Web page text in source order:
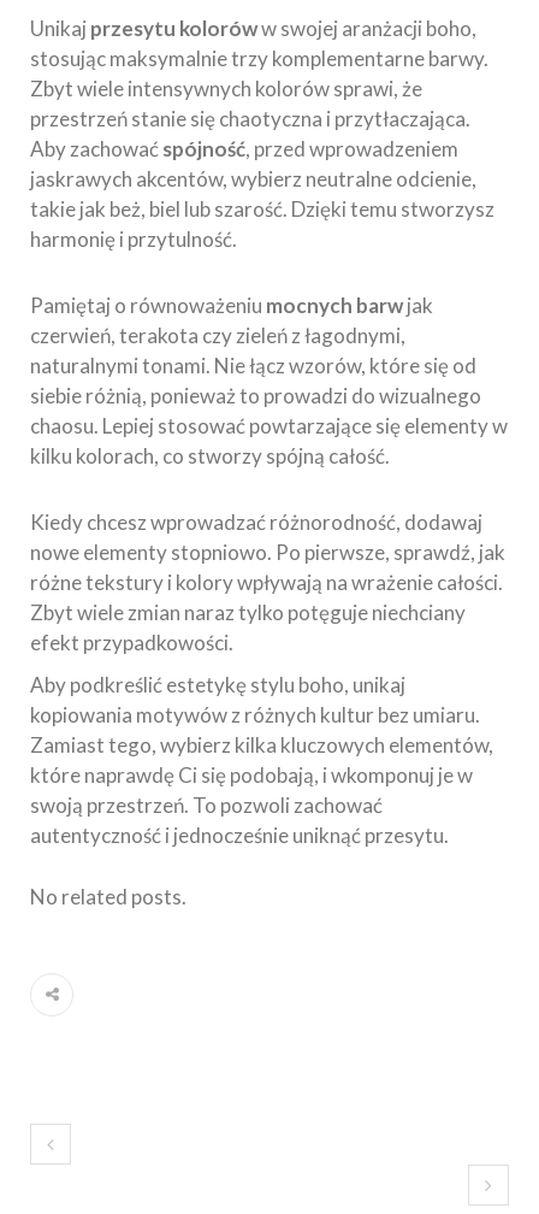
Unikaj przesytu koloróww swojej aranżacji boho,
stosując maksymalnie trzy komplementarne barwy.
Zbyt wiele intensywnych kolorów sprawi, że
przestrzeń stanie się chaotyczna i przytłaczająca.
Aby zachowaćspójność, przed wprowadzeniem
jaskrawych akcentów, wybierz neutralne odcienie,
takie jak beż, biel lub szarość. Dzięki temu stworzysz
harmonię i przytulność.
Pamiętaj o równoważeniu mocnych barwjak
czerwień, terakota czy zieleń z łagodnymi,
naturalnymi tonami. Nie łącz wzorów, które się od
siebie różnią, ponieważ to prowadzi do wizualnego
chaosu. Lepiej stosować powtarzające się elementy w
kilku kolorach, co stworzy spójną całość.
Kiedy chcesz wprowadzać różnorodność, dodawaj
nowe elementy stopniowo. Po pierwsze, sprawdź, jak
różne tekstury i kolory wpływają na wrażenie całości.
Zbyt wiele zmian naraz tylko potęguje niechciany
efekt przypadkowości.
Aby podkreślić estetykę stylu boho, unikaj
kopiowania motywów z różnych kultur bez umiaru.
Zamiast tego, wybierz kilka kluczowych elementów,
które naprawdę Ci się podobają, i wkomponuj je w
swoją przestrzeń. To pozwoli zachować
autentyczność i jednocześnie uniknąć przesytu.
No related posts.